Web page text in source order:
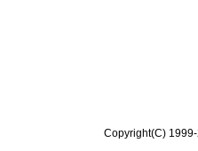
Copyright(C)